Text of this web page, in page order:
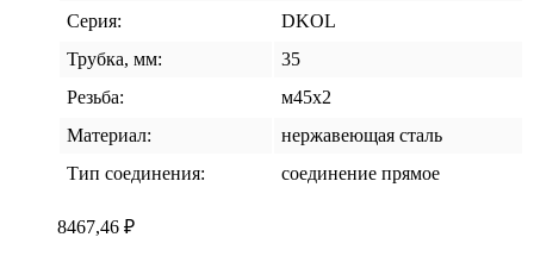
Серия:
DKOL
Трубка, мм:
35
Резьба:
м45х2
Материал:
нержавеющая сталь
Тип соединения:
соединение прямое
8467,46 ₽